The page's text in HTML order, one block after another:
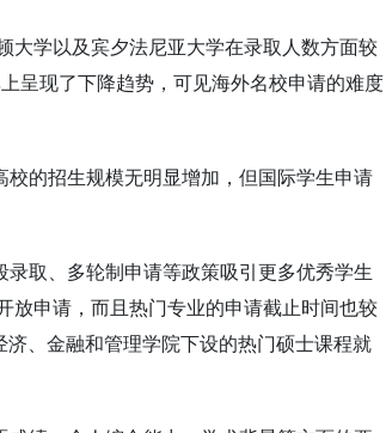
大学以及宾夕法尼亚大学在录取人数方面较
呈现了下降趋势，可见海外名校申请的难度
的招生规模无明显增加，但国际学生申请
取、多轮制申请等政策吸引更多优秀学生
放申请，而且热门专业的申请截止时间也较
、金融和管理学院下设的热门硕士课程就